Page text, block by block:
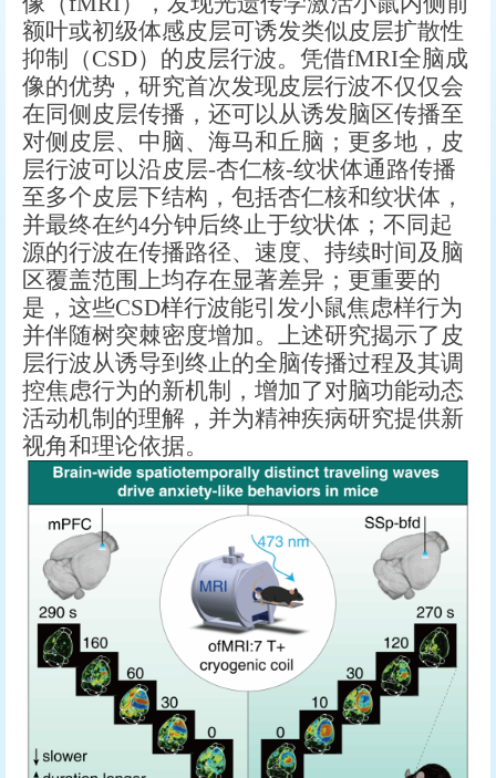
额叶或初级体感皮层可诱发类似皮层扩散性
抑制（CSD）的皮层行波。凭借fMRI全脑成
像的优势，研究首次发现皮层行波不仅仅会
在同侧皮层传播，还可以从诱发脑区传播至
对侧皮层、中脑、海马和丘脑；更多地，皮
层行波可以沿皮层-杏仁核-纹状体通路传播
至多个皮层下结构，包括杏仁核和纹状体，
并最终在约4分钟后终止于纹状体；不同起
源的行波在传播路径、速度、持续时间及脑
区覆盖范围上均存在显著差异；更重要的
是，这些CSD样行波能引发小鼠焦虑样行为
并伴随树突棘密度增加。上述研究揭示了皮
层行波从诱导到终止的全脑传播过程及其调
控焦虑行为的新机制，增加了对脑功能动态
活动机制的理解，并为精神疾病研究提供新
视角和理论依据。